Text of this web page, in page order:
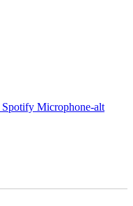
Spotify Microphone-alt